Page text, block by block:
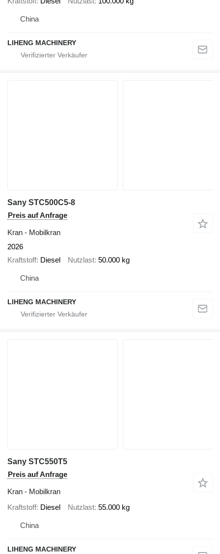
China
LIHENG MACHINERY
Sany STC500C5-8
Preis auf Anfrage
Kran - Mobilkran
2026
Kraftstoff Diesel Nutzlast 50.000 kg
China
LIHENG MACHINERY
Sany STC550T5
Preis auf Anfrage
Kran - Mobilkran
Kraftstoff Diesel Nutzlast 55.000 kg
China
LIHENG MACHINERY